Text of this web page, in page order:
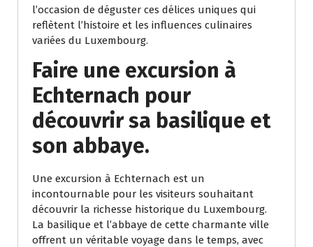
l’occasion de déguster ces délices uniques qui
reflètent l’histoire et les influences culinaires
variées du Luxembourg.
Faire une excursion à
Echternach pour
découvrir sa basilique et
son abbaye.
Une excursion à Echternach est un
incontournable pour les visiteurs souhaitant
découvrir la richesse historique du Luxembourg.
La basilique et l’abbaye de cette charmante ville
offrent un véritable voyage dans le temps, avec